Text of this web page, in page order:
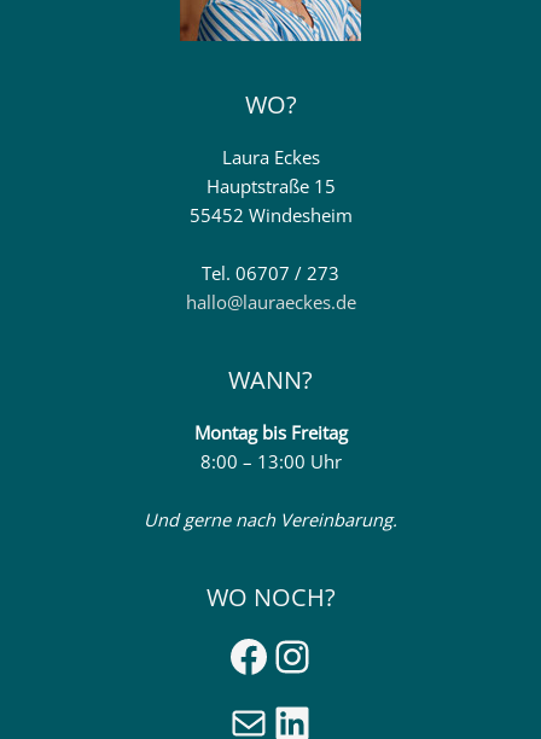
WO?
Laura Eckes
Hauptstraße 15
55452 Windesheim
Tel. 06707 / 273
hallo@lauraeckes.de
WANN?
Montagbis Freitag
8:00 – 13:00 Uhr
Und gerne nach Vereinbarung.
WO NOCH?
Facebook
Instagram
E-MailLinkedIn